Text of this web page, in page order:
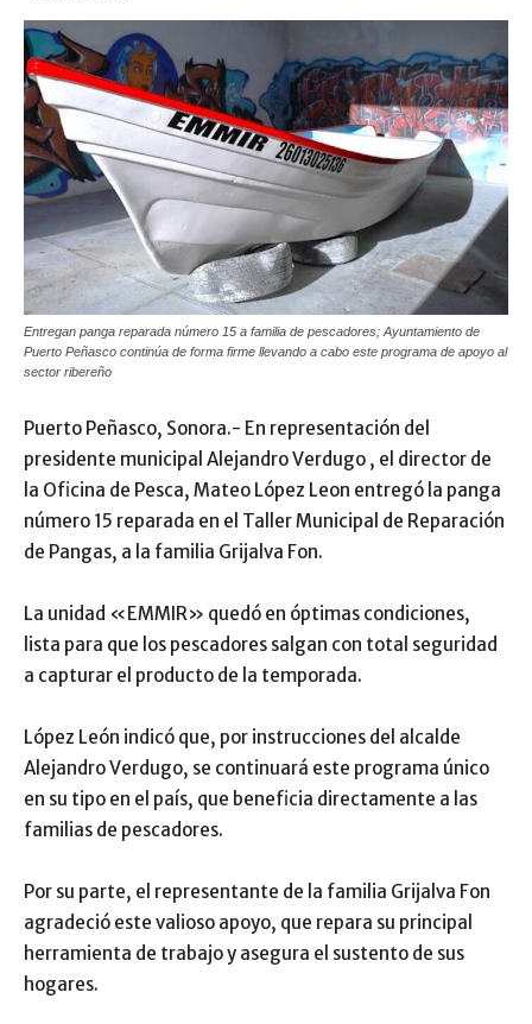
Entregan panga reparada número 15 a familia de pescadores; Ayuntamiento de
Puerto Peñasco continúa de forma firme llevando a cabo este programa de apoyo al
sector ribereño
Puerto Peñasco, Sonora.- En representación del
presidente municipal Alejandro Verdugo , el director de
la Oficina de Pesca, Mateo López Leon entregó la panga
número 15 reparada en el Taller Municipal de Reparación
de Pangas, a la familia Grijalva Fon.
La unidad «EMMIR» quedó en óptimas condiciones,
lista para que los pescadores salgan con total seguridad
a capturar el producto de la temporada.
López León indicó que, por instrucciones del alcalde
Alejandro Verdugo, se continuará este programa único
en su tipo en el país, que beneficia directamente a las
familias de pescadores.
Por su parte, el representante de la familia Grijalva Fon
agradeció este valioso apoyo, que repara su principal
herramienta de trabajo y asegura el sustento de sus
hogares.